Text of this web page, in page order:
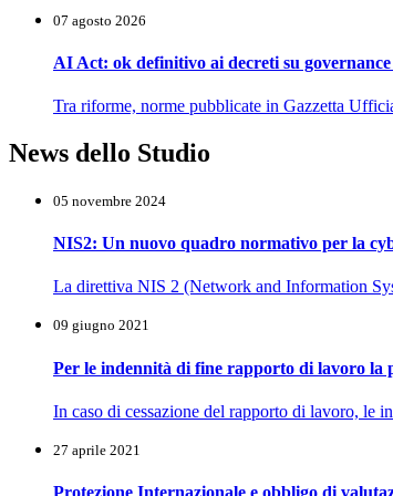
07 agosto 2026
AI Act: ok definitivo ai decreti su
Tra riforme, norme pubblicate in Gazzetta
News dello Studio
05 novembre 2024
NIS2: Un nuovo quadro normativo per la
La direttiva NIS 2 (Network and Information
09 giugno 2021
Per le indennità di fine rapporto di lavoro la
In caso di cessazione del rapporto di lavoro, le
27 aprile 2021